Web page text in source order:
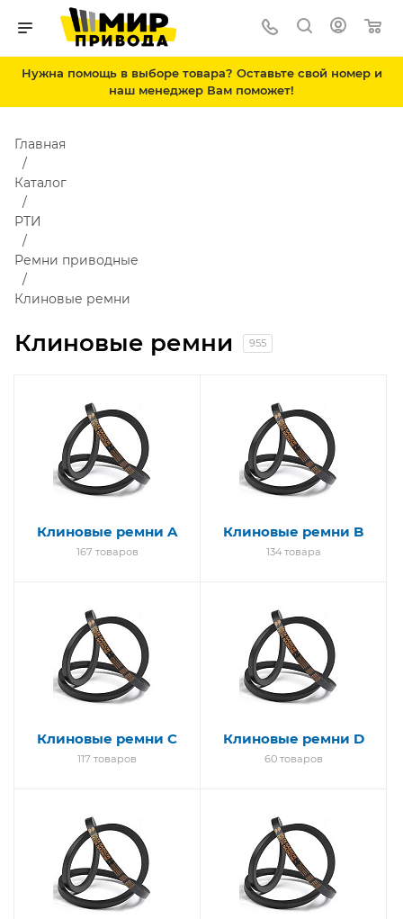
Нужна помощь в выборе товара? Оставьте свой номер и
наш менеджер Вам поможет!
Клиновые ремни 955
Главная
Каталог
РТИ
Ремни приводные
Клиновые ремни
Клиновые ремни A
167 товаров
Клиновые ремни B
134 товара
Клиновые ремни C
117 товаров
Клиновые ремни D
60 товаров